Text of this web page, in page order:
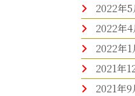
2022年5
2022年4
2022年1
2021年
2021年9